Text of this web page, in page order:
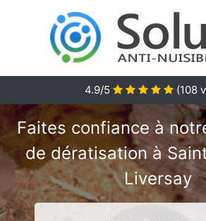
4.9/5 (108
Faites confiance à
de dératisation à
Liversay